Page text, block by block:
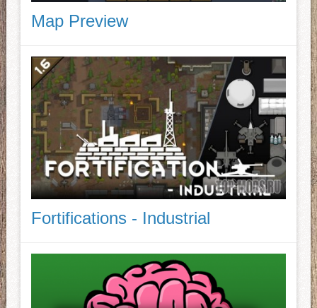
Map Preview
Fortifications - Industrial